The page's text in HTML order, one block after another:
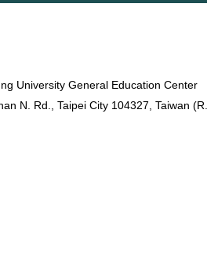
University General Education Center
N. Rd., Taipei City 104327, Taiwan